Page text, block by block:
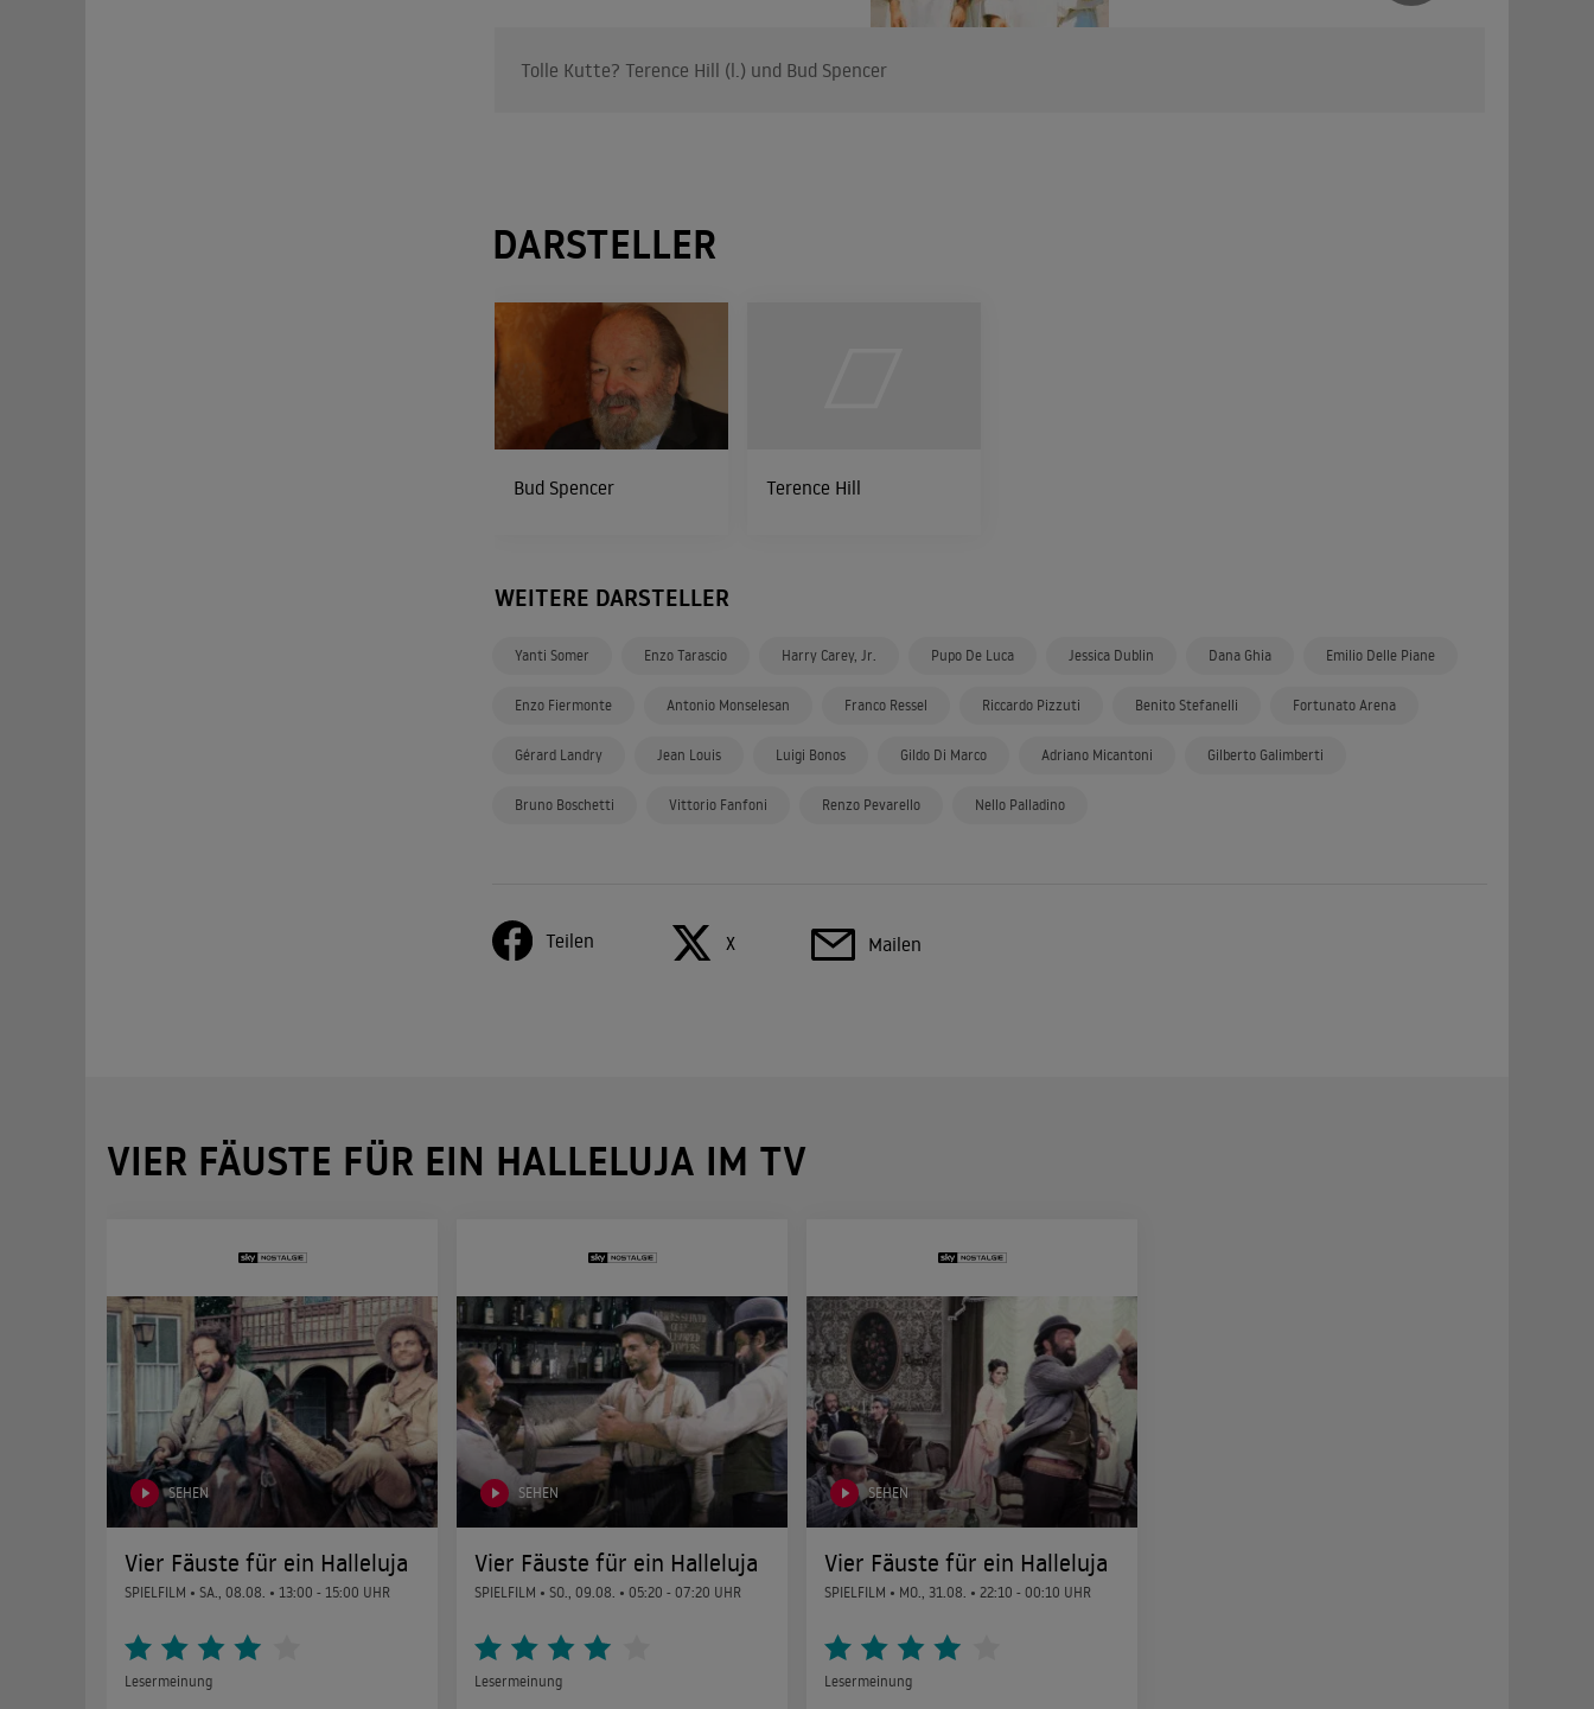
Tolle Kutte? Terence Hill (l.) und Bud Spencer
DARSTELLER
Bud Spencer Terence Hill
WEITERE DARSTELLER
Yanti Somer Enzo Tarascio Harry Carey, Jr. Pupo De Luca Jessica Dublin Dana Ghia Emilio Delle Piane
Enzo Fiermonte Antonio Monselesan Franco Ressel Riccardo Pizzuti Benito Stefanelli Fortunato Arena
Gérard Landry Jean Louis Luigi Bonos Gildo Di Marco Adriano Micantoni Gilberto Galimberti
Bruno Boschetti Vittorio Fanfoni Renzo Pevarello Nello Palladino
Teilen X Mailen
VIER FÄUSTE FÜR EIN HALLELUJA IM TV
SEHEN
Vier Fäuste für ein Halleluja
SPIELFILM • SA., 08.08. • 13:00 - 15:00 UHR
Lesermeinung
SEHEN
Vier Fäuste für ein Halleluja
SPIELFILM • SO., 09.08. • 05:20 - 07:20 UHR
Lesermeinung
SEHEN
Vier Fäuste für ein Halleluja
SPIELFILM • MO., 31.08. • 22:10 - 00:10 UHR
Lesermeinung